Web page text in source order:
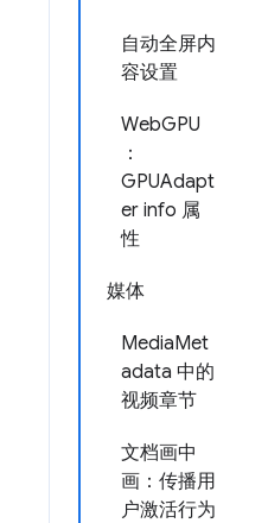
自动全屏内
容设置
WebGPU
：
GPUAdapt
er info 属
性
媒体
MediaMet
adata 中的
视频章节
文档画中
画：传播用
户激活行为